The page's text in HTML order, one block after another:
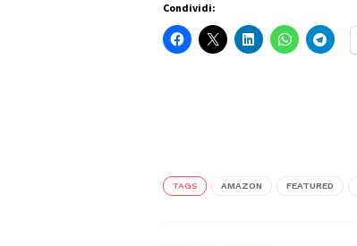
Condividi:
TAGS AMAZON FEATURED